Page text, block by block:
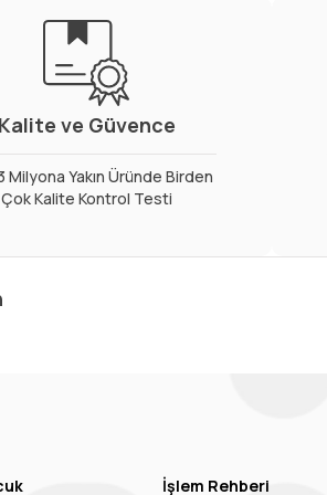
Kalite ve Güvence
Milyona Yakın Üründe Birden
Çok Kalite Kontrol Testi
İşlem Rehberi